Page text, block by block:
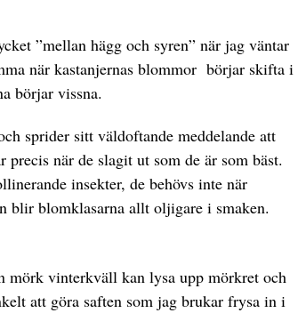
”mellan hägg och syren” när jag väntar
när kastanjernas blommor börjar skifta i
börjar vissna.
sprider sitt väldoftande meddelande att
när de slagit ut som de är som bäst.
insekter, de behövs inte när
blir blomklasarna allt oljigare i smaken.
mörk vinterkväll kan lysa upp mörkret och
att göra saften som jag brukar frysa in i